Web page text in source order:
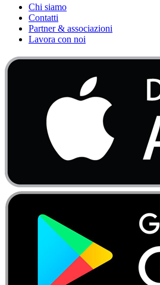
Chi siamo
Contatti
Partner & associazioni
Lavora con noi